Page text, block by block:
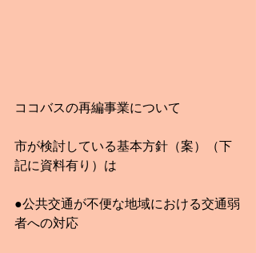
ココバスの再編事業について
市が検討している基本方針（案）（下
記に資料有り）は
●公共交通が不便な地域における交通弱
者への対応